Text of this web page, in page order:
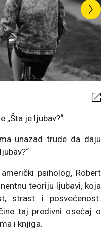
„Šta je ljubav?“
unazad trude da daju
psiholog, Robert
teoriju ljubavi, koja
strast i posvećenost.
taj predivni osećaj o
i knjiga.